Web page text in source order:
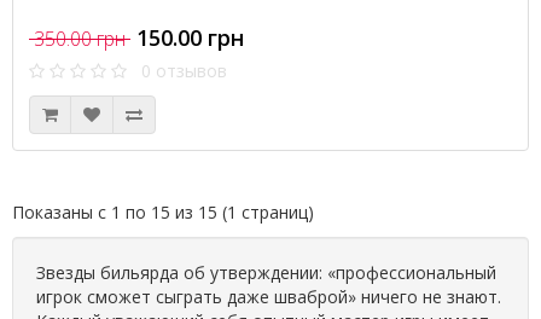
350.00 грн 150.00 грн
0 отзывов
Показаны с 1 по 15 из 15 (1 страниц)
Звезды бильярда об утверждении: «профессиональный
игрок сможет сыграть даже шваброй» ничего не знают.